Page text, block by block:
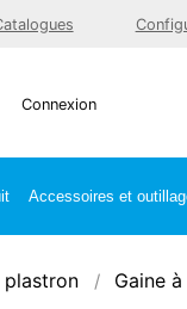
Connexion
Accessoires et
plastron Gaine